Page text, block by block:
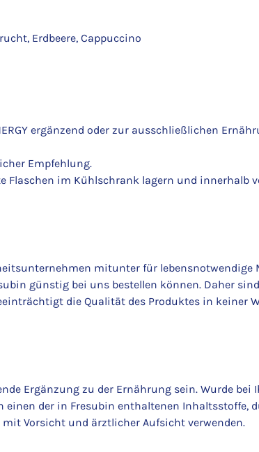
Erdbeere, Cappuccino
ergänzend oder zur ausschließlichen
Empfehlung.
Flaschen im Kühlschrank lagern und innerhalb
mitunter für
günstig bei uns bestellen können. Daher
die Qualität des Produktes in keiner
Ergänzung zu der Ernährung sein. Wurde bei
der in Fresubin enthaltenen Inhaltsstoffe,
Vorsicht und ärztlicher Aufsicht verwenden.